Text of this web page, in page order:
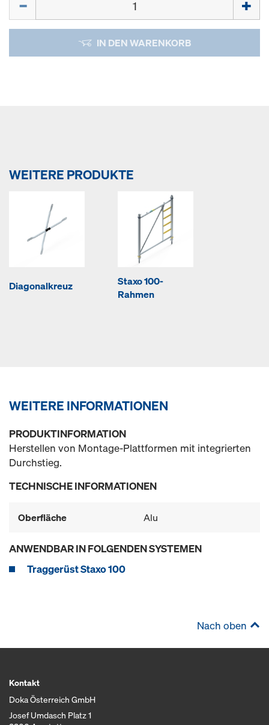
IN DEN WARENKORB
WEITERE PRODUKTE
Diagonalkreuz
Staxo 100-
Rahmen
WEITERE INFORMATIONEN
PRODUKTINFORMATION
Herstellen von Montage-Plattformen mit integrierten
Durchstieg.
TECHNISCHE INFORMATIONEN
Oberfläche Alu
ANWENDBAR IN FOLGENDEN SYSTEMEN
Traggerüst Staxo 100
Nach oben
Kontakt
Doka Österreich GmbH
Josef Umdasch Platz 1